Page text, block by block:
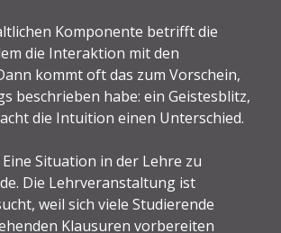
Komponente betrifft die
die Interaktion mit den
kommt oft das zum Vorschein,
beschrieben habe: ein Geistesblitz,
die Intuition einen Unterschied.
Eine Situation in der Lehre zu
Die Lehrveranstaltung ist
weil sich viele Studierende
Klausuren vorbereiten